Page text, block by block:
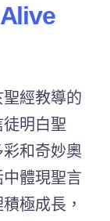
經教導的
明白聖
和奇妙奧
體現聖言
極成長，